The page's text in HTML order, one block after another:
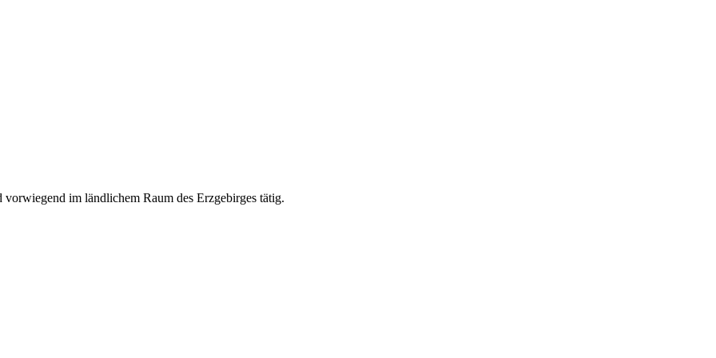
im ländlichem Raum des Erzgebirges tätig.